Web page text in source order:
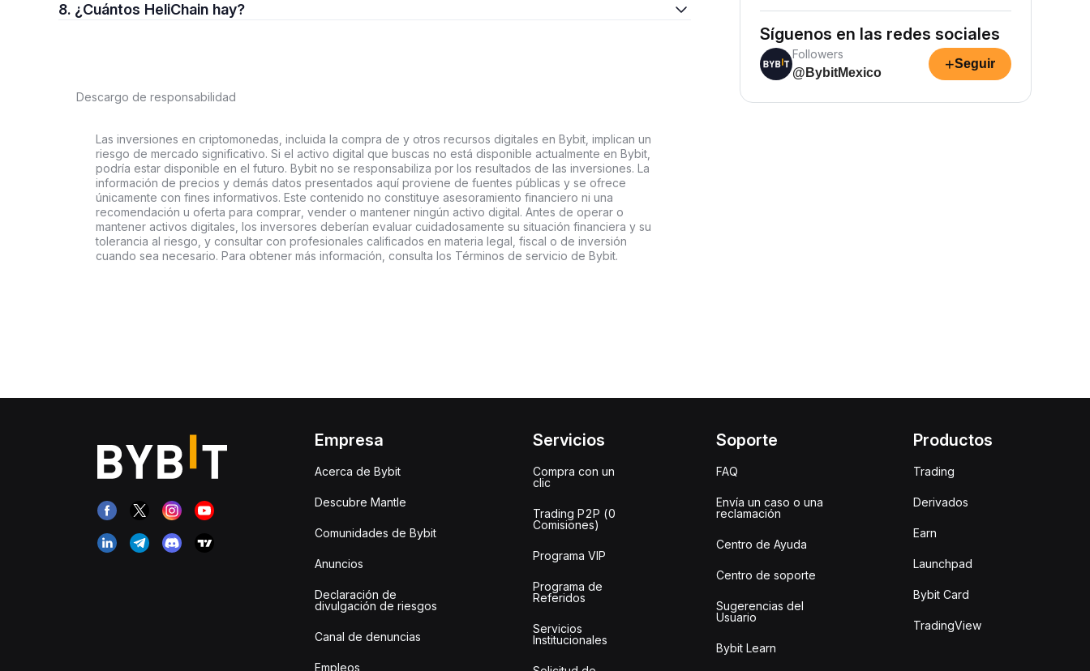
8. ¿Cuántos HeliChain hay?
Descargo de responsabilidad
Las inversiones en criptomonedas, incluida la compra de y otros recursos digitales en Bybit, implican un
riesgo de mercado significativo. Si el activo digital que buscas no está disponible actualmente en Bybit,
podría estar disponible en el futuro. Bybit no se responsabiliza por los resultados de las inversiones. La
información de precios y demás datos presentados aquí proviene de fuentes públicas y se ofrece
únicamente con fines informativos. Este contenido no constituye asesoramiento financiero ni una
recomendación u oferta para comprar, vender o mantener ningún activo digital. Antes de operar o
mantener activos digitales, los inversores deberían evaluar cuidadosamente su situación financiera y su
tolerancia al riesgo, y consultar con profesionales calificados en materia legal, fiscal o de inversión
cuando sea necesario. Para obtener más información, consulta los Términos de servicio de Bybit.
Síguenos en las redes sociales
Followers
@BybitMexico
+Seguir
Empresa
Acerca de Bybit
Descubre Mantle
Comunidades de Bybit
Anuncios
Declaración de
divulgación de riesgos
Canal de denuncias
Empleos
Servicios
Compra con un
clic
Trading P2P (0
Comisiones)
Programa VIP
Programa de
Referidos
Servicios
Institucionales
Soporte
FAQ
Envía un caso o una
reclamación
Centro de Ayuda
Centro de soporte
Sugerencias del
Usuario
Bybit Learn
Productos
Trading
Derivados
Earn
Launchpad
Bybit Card
TradingView